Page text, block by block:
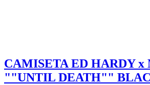
CAMISETA ED HARDY x
""UNTIL DEATH""